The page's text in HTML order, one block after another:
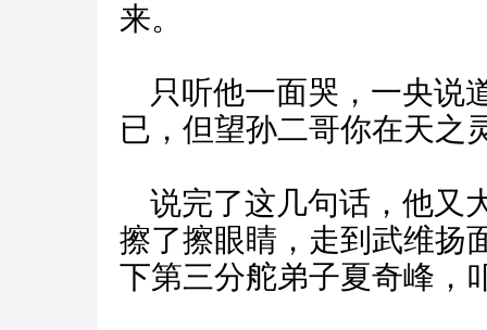
来。
只听他一面哭，一央说
已，但望孙二哥你在天之
说完了这几句话，他又
擦了擦眼睛，走到武维扬
下第三分舵弟子夏奇峰，